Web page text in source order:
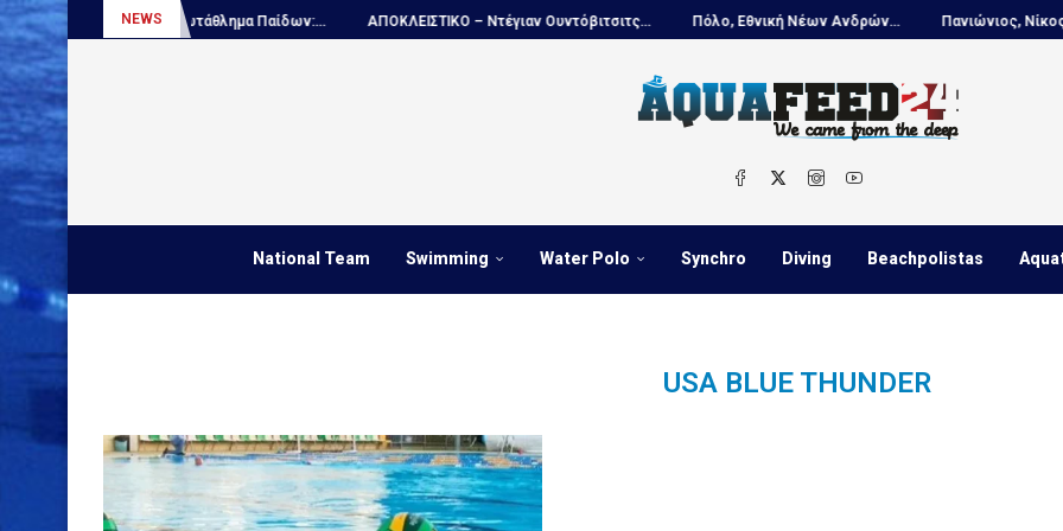
NEWS
Πόλο, Παγκόσμιο πρωτάθλημα Παίδων:... ΑΠΟΚΛΕΙΣΤΙΚΟ – Ντέγιαν Ουντόβιτσιτς... Πόλο, Εθνική Νέων Ανδρών... Πανιώνιος, Νίκος
National Team Swimming Water Polo Synchro Diving Beachpolistas
USA BLUE THUNDER